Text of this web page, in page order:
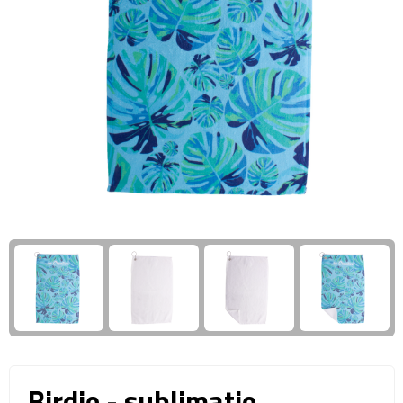
Business trolleys
Documententassen
Kledingtassen
Laptophoezen & -tassen
Tablettassen
Reistassen & Trolleys
Reistassen
Trolleys
Wellness Giftsets